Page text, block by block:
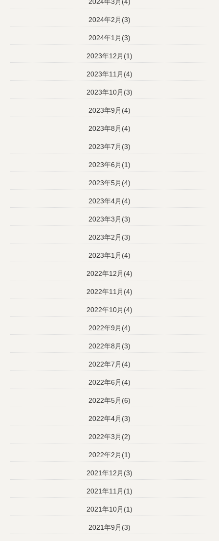
2024年2月(3)
2024年1月(3)
2023年12月(1)
2023年11月(4)
2023年10月(3)
2023年9月(4)
2023年8月(4)
2023年7月(3)
2023年6月(1)
2023年5月(4)
2023年4月(4)
2023年3月(3)
2023年2月(3)
2023年1月(4)
2022年12月(4)
2022年11月(4)
2022年10月(4)
2022年9月(4)
2022年8月(3)
2022年7月(4)
2022年6月(4)
2022年5月(6)
2022年4月(3)
2022年3月(2)
2022年2月(1)
2021年12月(3)
2021年11月(1)
2021年10月(1)
2021年9月(3)